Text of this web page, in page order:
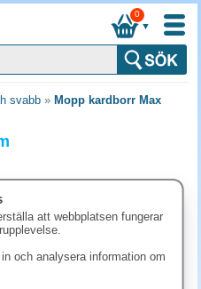
▼
0
svabb » Mopp kardborr Max
att webbplatsen fungerar
och analysera information om